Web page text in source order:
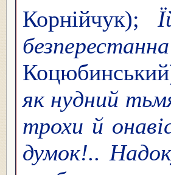
Корнійчук);
як нудний
трохи й
думок!..